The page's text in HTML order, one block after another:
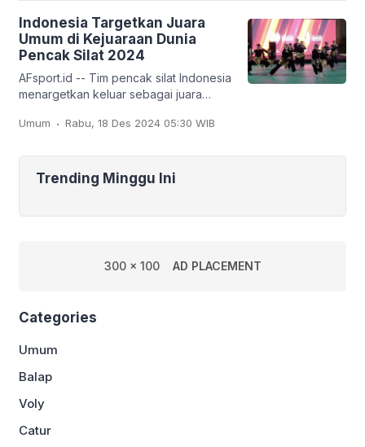
Indonesia Targetkan Juara
Umum di Kejuaraan Dunia
Pencak Silat 2024
AFsport.id -- Tim pencak silat Indonesia
menargetkan keluar sebagai juara
Silat ke-20 dan Kejuaraan Dunia
Umum . Rabu, 18 Des 2024 05:30 WIB
Trending Minggu Ini
300 x 100 AD PLACEMENT
Categories
Umum
Balap
Voly
Catur